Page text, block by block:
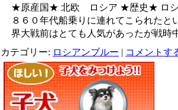
★原産国★ 北欧 ロシア ★歴史★ ロシ
８６０年代船乗りに連れてこられた
界大戦前はとても人気があったが戦時
カテゴリー: ロシアンブルー | コメントす